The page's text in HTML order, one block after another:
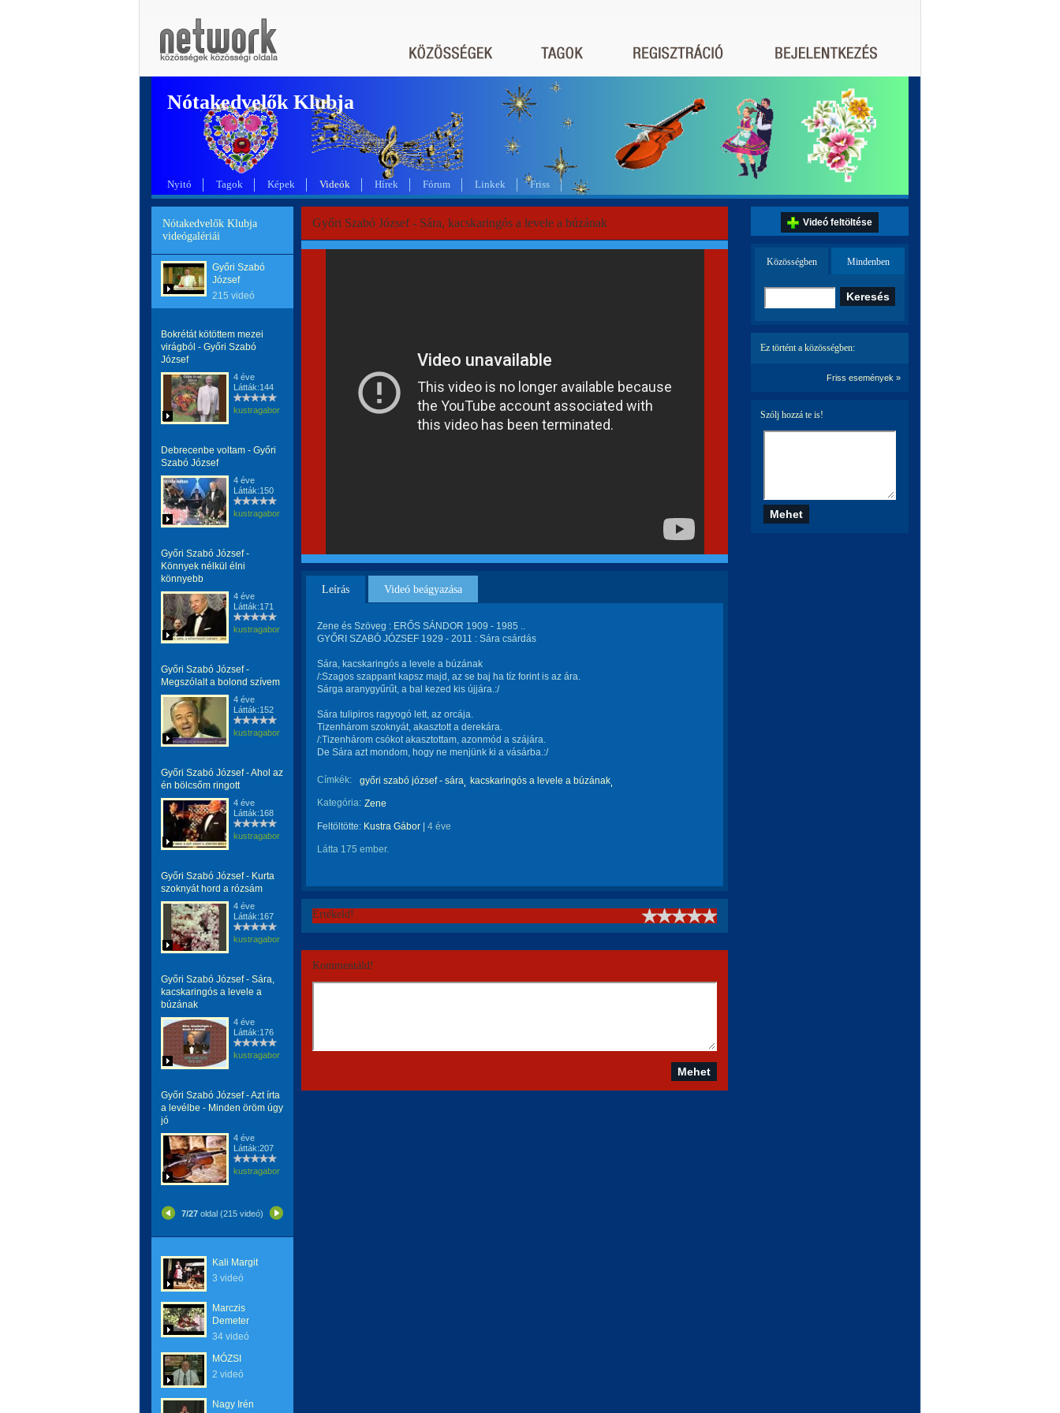
Nótakedvelők Klubja
Nyitó Tagok Képek Videók Hírek Fórum Linkek Friss
Nótakedvelők Klubja
videógalériái
Győri Szabó
József
215 videó
Bokrétát kötöttem mezei
virágból - Győri Szabó
József
4 éve
Látták:144
kustragabor
Debrecenbe voltam - Győri
Szabó József
4 éve
Látták:150
kustragabor
Győri Szabó József -
Könnyek nélkül élni
könnyebb
4 éve
Látták:171
kustragabor
Győri Szabó József -
Megszólalt a bolond szívem
4 éve
Látták:152
kustragabor
Győri Szabó József - Ahol az
én bölcsőm ringott
4 éve
Látták:168
kustragabor
Győri Szabó József - Kurta
szoknyát hord a rózsám
4 éve
Látták:167
kustragabor
Győri Szabó József - Sára,
kacskaringós a levele a
búzának
4 éve
Látták:176
kustragabor
Győri Szabó József - Azt írta
a levélbe - Minden öröm úgy
jó
4 éve
Látták:207
kustragabor
7/27 oldal (215 videó)
Kali Margit
3 videó
Marczis
Demeter
34 videó
MÓZSI
2 videó
Nagy Irén
Győri Szabó József - Sára, kacskaringós a levele a búzának
Leírás Videó beágyazása
Zene és Szöveg : ERŐS SÁNDOR 1909 - 1985 ..
GYŐRI SZABÓ JÓZSEF 1929 - 2011 : Sára csárdás
Sára, kacskaringós a levele a búzának
/:Szagos szappant kapsz majd, az se baj ha tíz forint is az ára.
Sárga aranygyűrűt, a bal kezed kis újjára.:/
Sára tulipiros ragyogó lett, az orcája.
Tizenhárom szoknyát, akasztott a derekára.
/:Tizenhárom csókot akasztottam, azonmód a szájára.
De Sára azt mondom, hogy ne menjünk ki a vásárba.:/
Címkék: győri szabó józsef - sára
kacskaringós a levele a búzának
Kategória: Zene
Feltöltötte: Kustra Gábor 4 éve
Látta 175 ember.
Értékeld!
Kommentáld!
Videó feltöltése
Közösségben Mindenben
Ez történt a közösségben:
Friss események »
Szólj hozzá te is!